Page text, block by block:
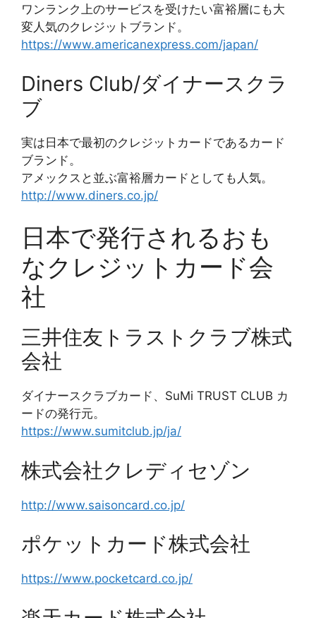
ワンランク上のサービスを受けたい富裕層にも大
変人気のクレジットブランド。
https://www.americanexpress.com/japan/
Diners Club/ダイナースクラ
ブ
実は日本で最初のクレジットカードであるカード
ブランド。
アメックスと並ぶ富裕層カードとしても人気。
http://www.diners.co.jp/
日本で発行されるおも
なクレジットカード会
社
三井住友トラストクラブ株式
会社
ダイナースクラブカード、SuMi TRUST CLUB カ
ードの発行元。
https://www.sumitclub.jp/ja/
株式会社クレディセゾン
http://www.saisoncard.co.jp/
ポケットカード株式会社
https://www.pocketcard.co.jp/